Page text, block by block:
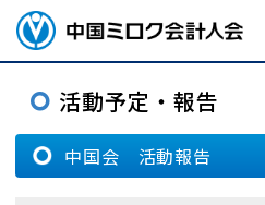
中国会 活動報告